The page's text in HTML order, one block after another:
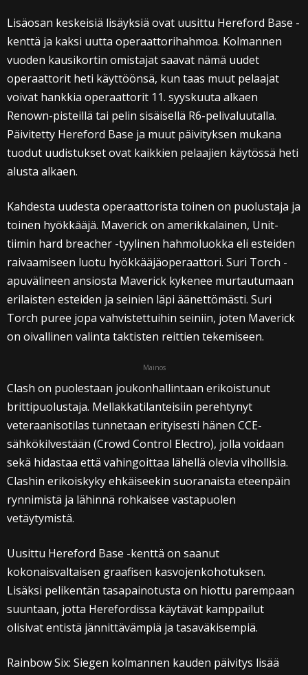
Lisäosan keskeisiä lisäyksiä ovat uusittu Hereford Base -
kenttä ja kaksi uutta operaattorihahmoa. Kolmannen
vuoden kausikortin omistajat saavat nämä uudet
operaattorit heti käyttöönsä, kun taas muut pelaajat
voivat hankkia operaattorit 11. syyskuuta alkaen
Renown-pisteillä tai pelin sisäisellä R6-pelivaluutalla.
Päivitetty Hereford Base ja muut päivityksen mukana
tuodut uudistukset ovat kaikkien pelaajien käytössä heti
alusta alkaen.
Kahdesta uudesta operaattorista toinen on puolustaja ja
toinen hyökkääjä. Maverick on amerikkalainen, Unit-
tiimin hard breacher -tyylinen hahmoluokka eli esteiden
raivaamiseen luotu hyökkääjäoperaattori. Suri Torch -
apuvälineen ansiosta Maverick kykenee murtautumaan
erilaisten esteiden ja seinien läpi äänettömästi. Suri
Torch puree jopa vahvistettuihin seiniin, joten Maverick
on oivallinen valinta taktisten reittien tekemiseen.
Mainos
Clash on puolestaan joukonhallintaan erikoistunut
brittipuolustaja. Mellakkatilanteisiin perehtynyt
veteraanisotilas tunnetaan erityisesti hänen CCE-
sähkökilvestään (Crowd Control Electro), jolla voidaan
sekä hidastaa että vahingoittaa lähellä olevia vihollisia.
Clashin erikoiskyky ehkäiseekin suoranaista eteenpäin
rynnimistä ja lähinnä rohkaisee vastapuolen
vetäytymistä.
Uusittu Hereford Base -kenttä on saanut
kokonaisvaltaisen graafisen kasvojenkohotuksen.
Lisäksi pelikentän tasapainotusta on hiottu parempaan
suuntaan, jotta Herefordissa käytävät kamppailut
olisivat entistä jännittävämpiä ja tasaväkisempiä.
Rainbow Six: Siegen kolmannen kauden päivitys lisää